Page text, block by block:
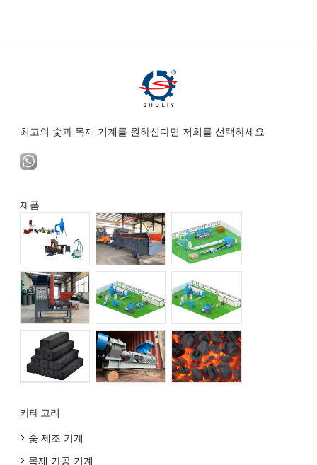
최고의 숯과 목재 기계를 원하신다면 저희를 선택하세요
제품
카테고리
> 숯 제조 기계
> 목재 가공 기계